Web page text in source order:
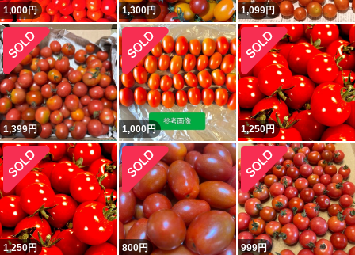
1,000円 1,300円 1,099円
1,399円 1,000円 1,250円
1,250円 800円 999円